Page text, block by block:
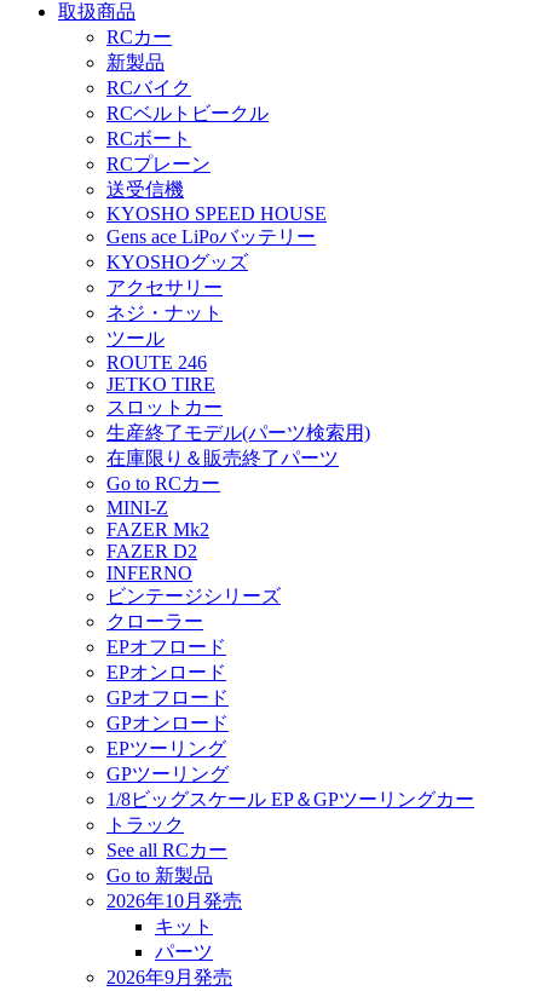
取扱商品
RCカー
新製品
RCバイク
RCベルトビークル
RCボート
RCプレーン
送受信機
KYOSHO SPEED HOUSE
Gens ace LiPoバッテリー
KYOSHOグッズ
アクセサリー
ネジ・ナット
ツール
ROUTE 246
JETKO TIRE
スロットカー
生産終了モデル(パーツ検索用)
在庫限り＆販売終了パーツ
Go to RCカー
MINI-Z
FAZER Mk2
FAZER D2
INFERNO
ビンテージシリーズ
クローラー
EPオフロード
EPオンロード
GPオフロード
GPオンロード
EPツーリング
GPツーリング
1/8ビッグスケール EP＆GPツーリングカー
トラック
See all RCカー
Go to 新製品
2026年10月発売
キット
パーツ
2026年9月発売